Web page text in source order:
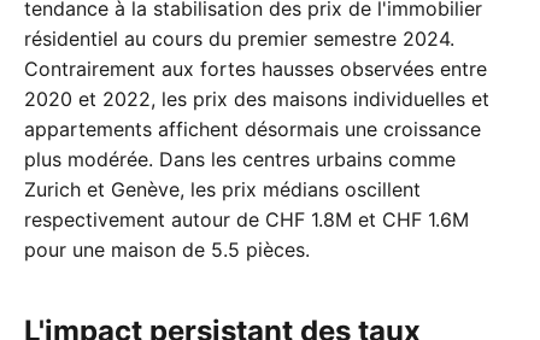
tendance à la stabilisation des prix de l'immobilier
résidentiel au cours du premier semestre 2024.
Contrairement aux fortes hausses observées entre
2020 et 2022, les prix des maisons individuelles et
appartements affichent désormais une croissance
plus modérée. Dans les centres urbains comme
Zurich et Genève, les prix médians oscillent
respectivement autour de CHF 1.8M et CHF 1.6M
pour une maison de 5.5 pièces.
L'impact persistant des taux